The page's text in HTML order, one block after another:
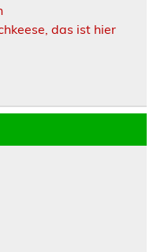
das ist hier